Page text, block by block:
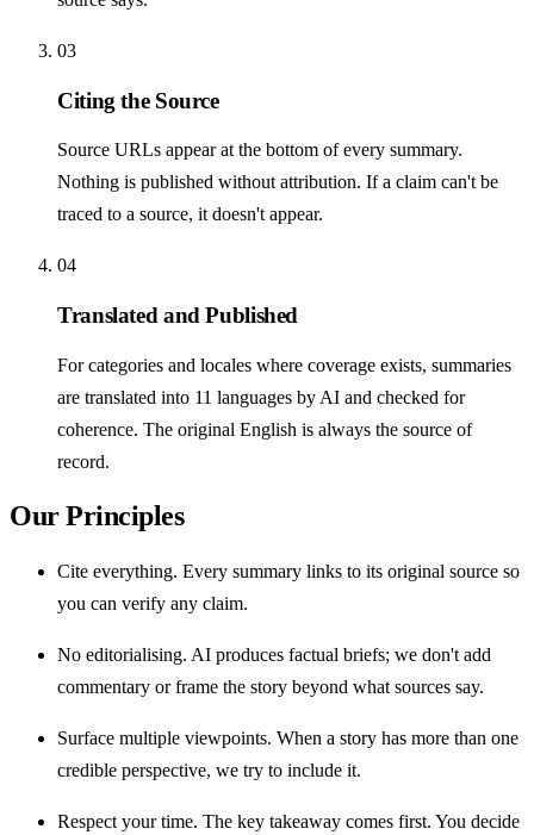
03
Citing the Source
Source URLs appear at the bottom of every summary.
Nothing is published without attribution. If a claim can't be
traced to a source, it doesn't appear.
04
Translated and Published
For categories and locales where coverage exists, summaries
are translated into 11 languages by AI and checked for
coherence. The original English is always the source of
record.
Our Principles
Cite everything. Every summary links to its original source so
you can verify any claim.
No editorialising. AI produces factual briefs; we don't add
commentary or frame the story beyond what sources say.
Surface multiple viewpoints. When a story has more than one
credible perspective, we try to include it.
Respect your time. The key takeaway comes first. You decide